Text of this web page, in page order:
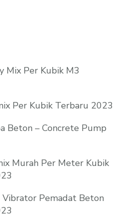
Mix Per Kubik M3
Per Kubik Terbaru 2023
Beton – Concrete Pump
Murah Per Meter Kubik
Vibrator Pemadat Beton